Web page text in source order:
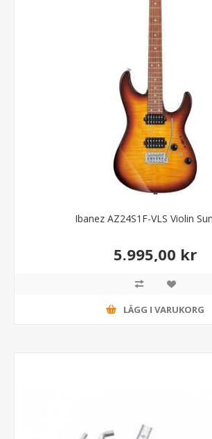
Ibanez AZ24S1F-VLS Violin
5.995,00 kr
LÄGG I VARUKORG